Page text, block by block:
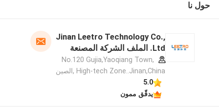
حول نا
Jinan Leetro Technology Co.,
Ltd. الملف الشركة المصنعة
No.120 Gujia,Yaoqiang Town,
High-tech Zone..Jinan,China ,الصين
5.0
يدقّق ممون